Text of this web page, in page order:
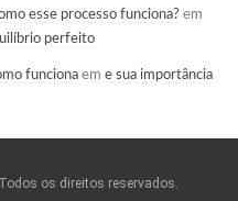
esse processo funciona? em
perfeito
funciona em e sua importância
os direitos reservados.